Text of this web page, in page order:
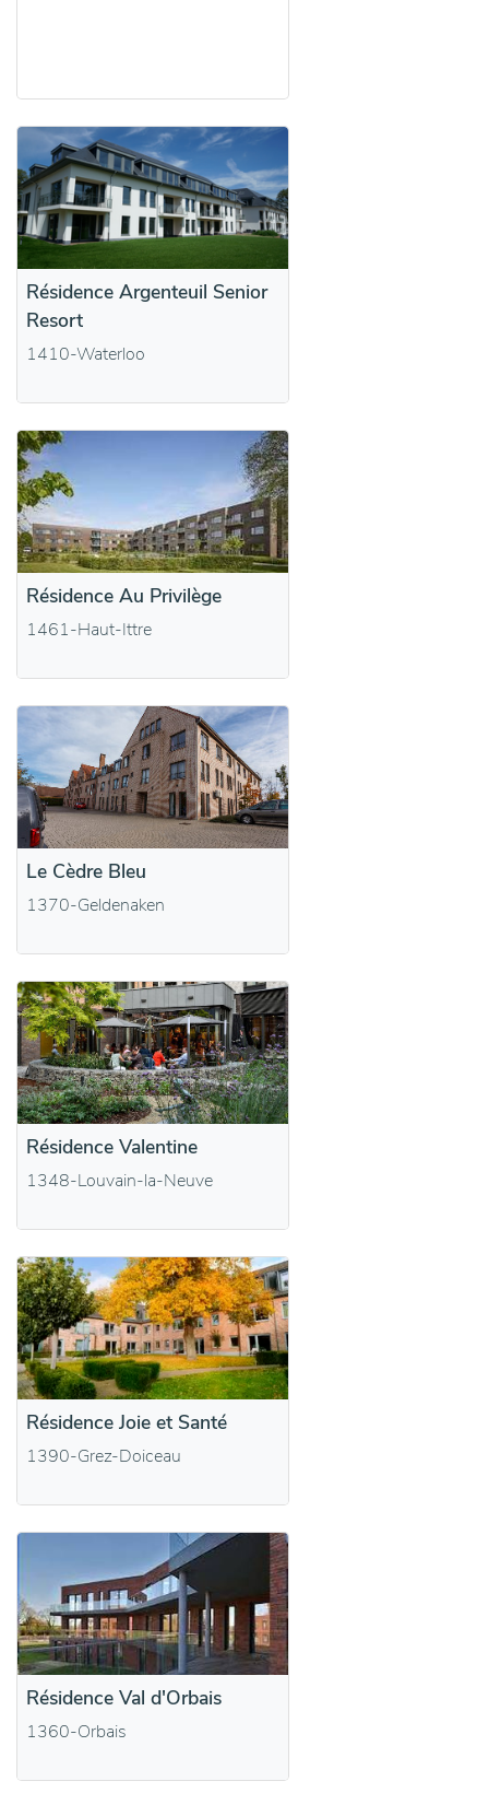
Résidence Argenteuil Senior
Resort
1410-Waterloo
Résidence Au Privilège
1461-Haut-Ittre
Le Cèdre Bleu
1370-Geldenaken
Résidence Valentine
1348-Louvain-la-Neuve
Résidence Joie et Santé
1390-Grez-Doiceau
Résidence Val d'Orbais
1360-Orbais